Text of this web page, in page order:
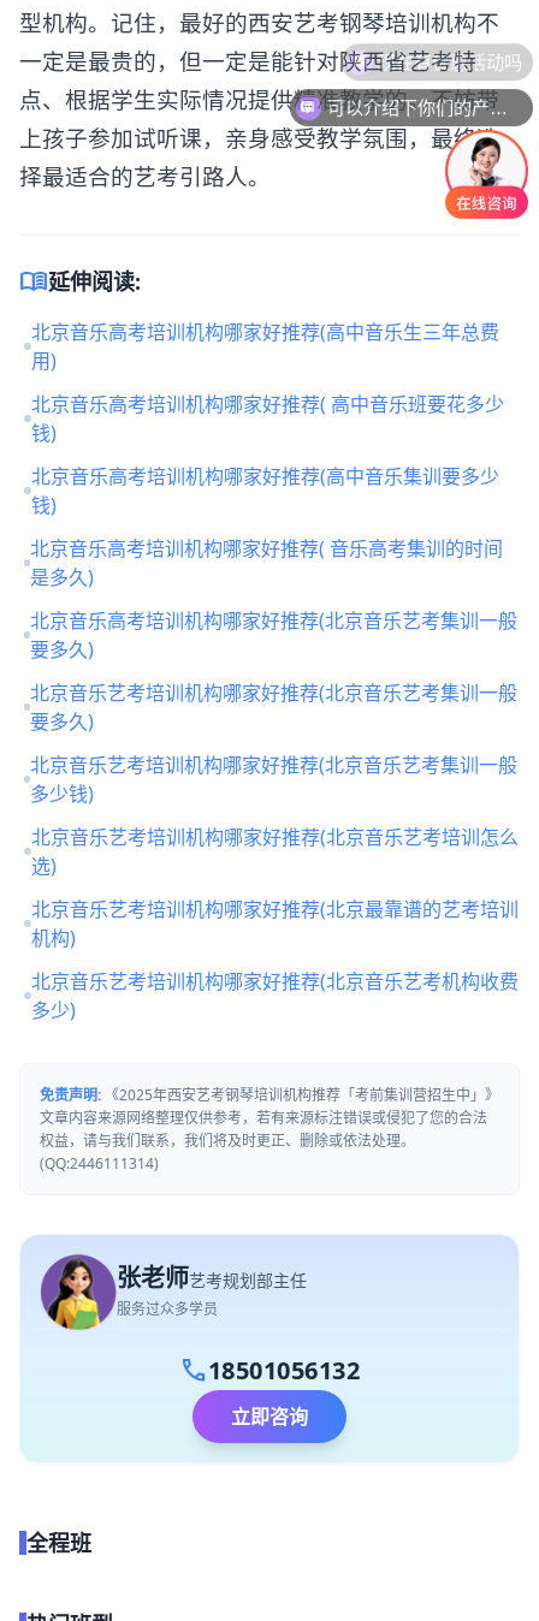
型机构。记住，最好的西安艺考钢琴培训机构不
一定是最贵的，但一定是能针对陕西省艺考特
点、根据学生实际情况提供精准教学的。不妨带
上孩子参加试听课，亲身感受教学氛围，最终选
择最适合的艺考引路人。
menu_book延伸阅读:
北京音乐高考培训机构哪家好推荐(高中音乐生三年总费
用)
北京音乐高考培训机构哪家好推荐( 高中音乐班要花多少
钱)
北京音乐高考培训机构哪家好推荐(高中音乐集训要多少
钱)
北京音乐高考培训机构哪家好推荐( 音乐高考集训的时间
是多久)
北京音乐高考培训机构哪家好推荐(北京音乐艺考集训一般
要多久)
北京音乐艺考培训机构哪家好推荐(北京音乐艺考集训一般
要多久)
北京音乐艺考培训机构哪家好推荐(北京音乐艺考集训一般
多少钱)
北京音乐艺考培训机构哪家好推荐(北京音乐艺考培训怎么
选)
北京音乐艺考培训机构哪家好推荐(北京最靠谱的艺考培训
机构)
北京音乐艺考培训机构哪家好推荐(北京音乐艺考机构收费
多少)
免责声明: 《2025年西安艺考钢琴培训机构推荐「考前集训营招生中」》
文章内容来源网络整理仅供参考，若有来源标注错误或侵犯了您的合法
权益，请与我们联系，我们将及时更正、删除或依法处理。
(QQ:2446111314)
张老师艺考规划部主任
服务过众多学员
call18501056132
立即咨询
全程班
可以介绍下你们的产品么